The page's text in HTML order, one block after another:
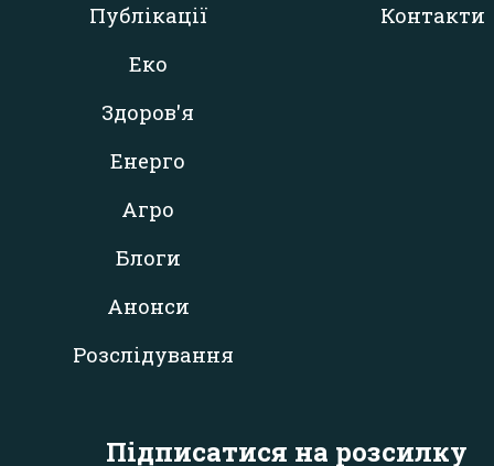
Публікації
Еко
Здоров'я
Енерго
Агро
Блоги
Анонси
Розслідування
Контакти
Підписатися на розсилку